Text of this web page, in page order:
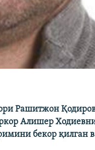
Рашитжон
Алишер
бекор қилган